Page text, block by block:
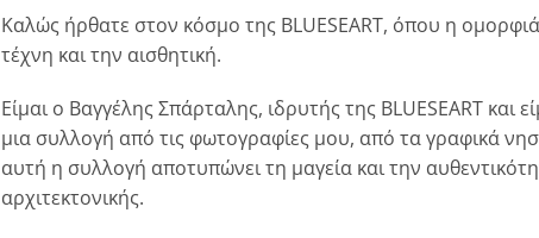
Καλώς ήρθατε στον κόσμο της BLUESEART, όπου η
τέχνη και την αισθητική.
Είμαι ο Βαγγέλης Σπάρταλης, ιδρυτής της BLUESEART
μια συλλογή από τις φωτογραφίες μου, από τα γραφικά
αυτή η συλλογή αποτυπώνει τη μαγεία και την
αρχιτεκτονικής.